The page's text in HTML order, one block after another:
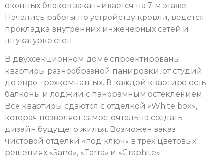
оконных блоков заканчивается на 7-м этаже.
Начались работы по устройству кровли, ведется
прокладка внутренних инженерных сетей и
штукатурке стен.
В двухсекционном доме спроектированы
квартиры разнообразной панировки, от студий
до евро-трехкомнатных. В каждой квартире есть
балконы и лоджии с панорамным остеклением.
Все квартиры сдаются с отделкой «White box»,
которая позволяет самостоятельно создать
дизайн будущего жилья. Возможен заказ
чистовой отделки «под ключ» в трех цветовых
решениях «Sand», «Terra» и «Graphite».